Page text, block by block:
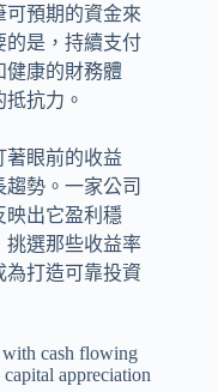
可預期的資金來
的是，持續支付
健康的財務體
抗力。
著眼前的收益
勢。一家公司
映出它盈利穩
挑選那些收益率
為打造可靠投資